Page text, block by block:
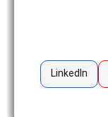
LinkedIn